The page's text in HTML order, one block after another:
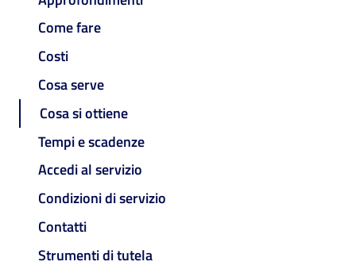
Come fare
Costi
Cosa serve
Cosa si ottiene
Tempi e scadenze
Accedi al servizio
Condizioni di servizio
Contatti
Strumenti di tutela